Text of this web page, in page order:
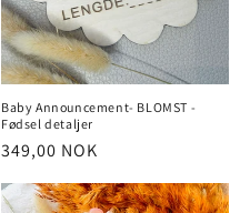
Baby Announcement- BLOMST -
Fødsel detaljer
Vanlig
349,00 NOK